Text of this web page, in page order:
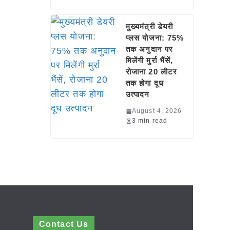
मुख्यमंत्री डेयरी
प्लस योजना: 75%
तक अनुदान पर
मिलेंगी मुर्रा भैंसें,
रोजाना 20 लीटर
तक होगा दूध
उत्पादन
August 4, 2026
3 min read
Contact Us